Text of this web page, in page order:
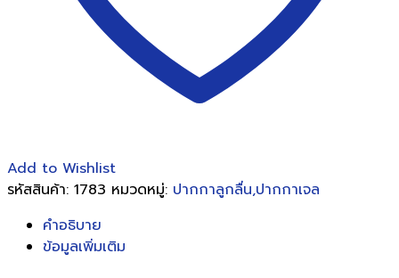
Add to Wishlist
รหัสสินค้า: 1783 หมวดหมู่: ปากกาลูกลื่น,ปากกาเจล
คำอธิบาย
ข้อมูลเพิ่มเติม